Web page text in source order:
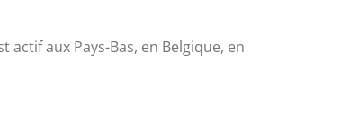
actif aux Pays-Bas, en Belgique, en